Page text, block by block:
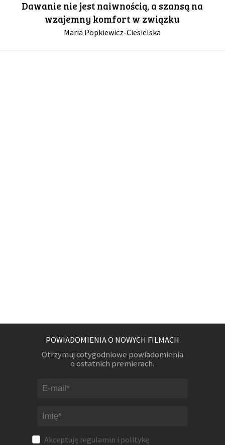
GALERIA
Dawanie nie jest naiwnością, a szansą na
wzajemny komfort w związku
Maria Popkiewicz-Ciesielska
POWIADOMIENIA O NOWYCH FILMACH
Otrzymuj cotygodniowe powiadomienia
o ostatnich premierach.
Akceptuję regulamin i politykę